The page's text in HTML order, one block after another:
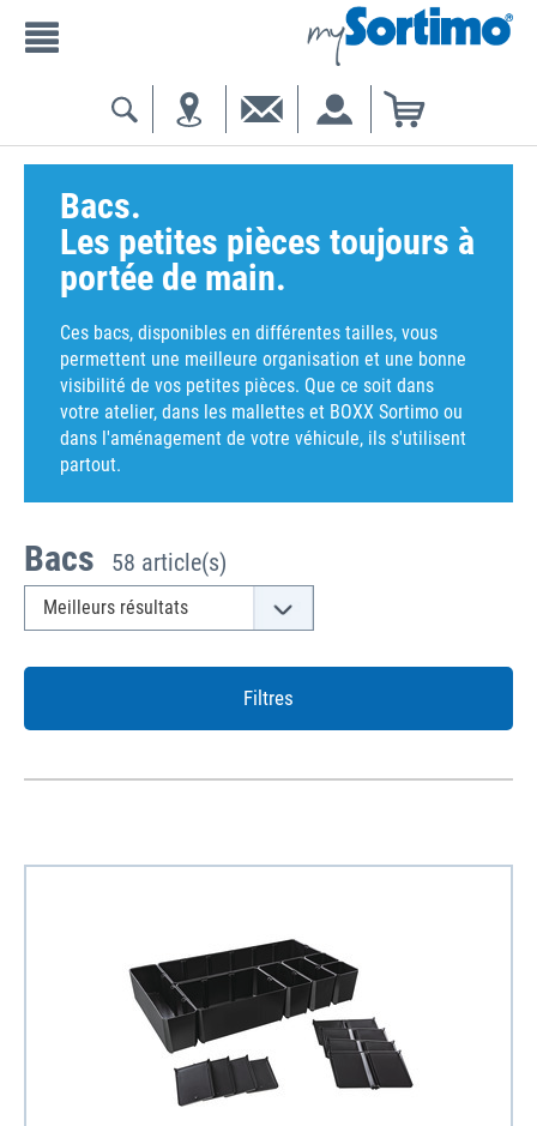
Bacs.
Les petites pièces toujours à
portée de main.
Ces bacs, disponibles en différentes tailles, vous
permettent une meilleure organisation et une bonne
visibilité de vos petites pièces. Que ce soit dans
votre atelier, dans les mallettes et BOXX Sortimo ou
dans l'aménagement de votre véhicule, ils s'utilisent
partout.
Bacs 58 article(s)
Filtres